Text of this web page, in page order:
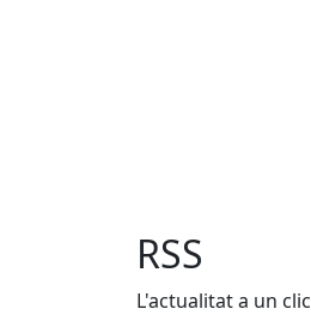
RSS
L'actualitat a un clic